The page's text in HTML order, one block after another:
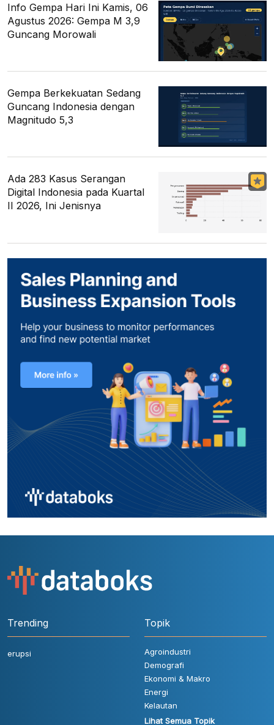
Info Gempa Hari Ini Kamis, 06
Agustus 2026: Gempa M 3,9
Guncang Morowali
Gempa Berkekuatan Sedang
Guncang Indonesia dengan
Magnitudo 5,3
Ada 283 Kasus Serangan
Digital Indonesia pada Kuartal
II 2026, Ini Jenisnya
Trending
erupsi
Topik
Agroindustri
Demografi
Ekonomi & Makro
Energi
Kelautan
Lihat Semua Topik